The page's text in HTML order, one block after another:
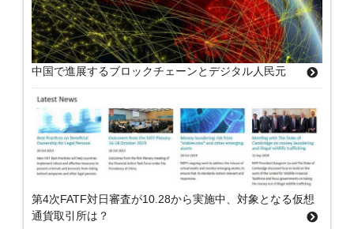
中国で進展するブロックチェーンとデジタル人民元
第4次FATF対日審査が10.28から実施中、対象となる仮想
通貨取引所は？